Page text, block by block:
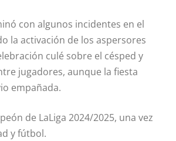
con algunos incidentes en el
la activación de los aspersores
culé sobre el césped y
jugadores, aunque la fiesta
empañada.
de LaLiga 2024/2025, una vez
y fútbol.